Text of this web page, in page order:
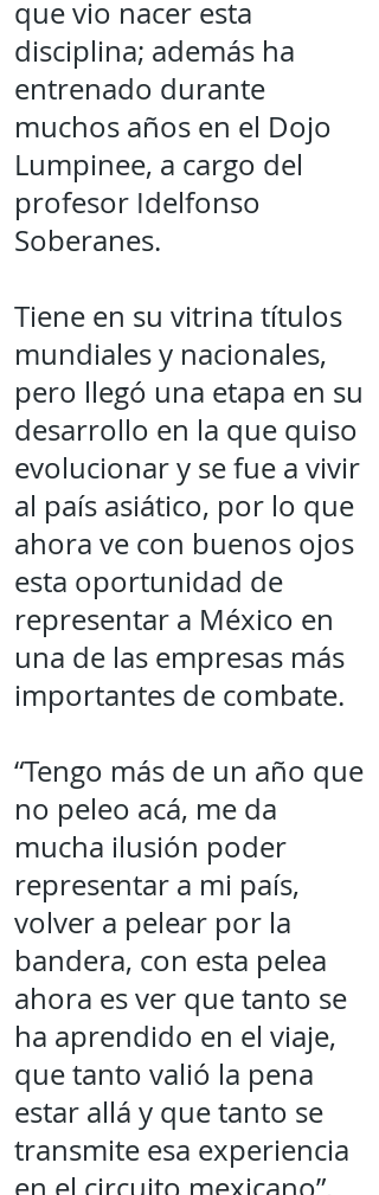
que vio nacer esta
disciplina; además ha
entrenado durante
muchos años en el Dojo
Lumpinee, a cargo del
profesor Idelfonso
Soberanes.
Tiene en su vitrina títulos
mundiales y nacionales,
pero llegó una etapa en su
desarrollo en la que quiso
evolucionar y se fue a vivir
al país asiático, por lo que
ahora ve con buenos ojos
esta oportunidad de
representar a México en
una de las empresas más
importantes de combate.
“Tengo más de un año que
no peleo acá, me da
mucha ilusión poder
representar a mi país,
volver a pelear por la
bandera, con esta pelea
ahora es ver que tanto se
ha aprendido en el viaje,
que tanto valió la pena
estar allá y que tanto se
transmite esa experiencia